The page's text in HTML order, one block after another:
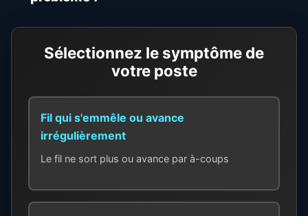
Sélectionnez le symptôme de
votre poste
Fil qui s'emmêle ou avance
irrégulièrement
Le fil ne sort plus ou avance par à-coups